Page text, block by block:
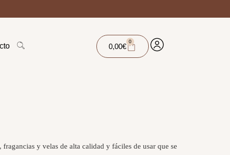
0,00€
0
y velas de alta calidad y fáciles de usar que se